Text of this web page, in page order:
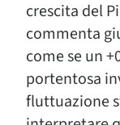
crescita del
commenta
come se un
portentosa
fluttuazione